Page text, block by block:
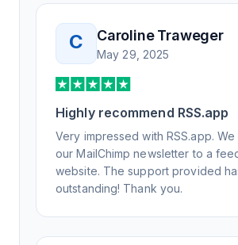
day, but I spoke to someone who
knowledgeable, kind, and clearly
understand the issue. It has been
weeks, but after many revisions
support, all of my release notes
that my users understand and find
Honestly, it has been an
experience, and I will be pushing
know to RSS.app for their RSS
C Caroline Traweger
May 29, 2025
Highly recommend RSS.app
Very impressed with RSS.app.
our MailChimp newsletter to a
website. The support provided
outstanding! Thank you.